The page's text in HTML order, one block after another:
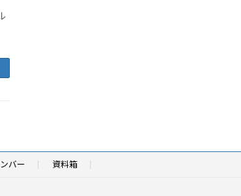
バー 資料箱